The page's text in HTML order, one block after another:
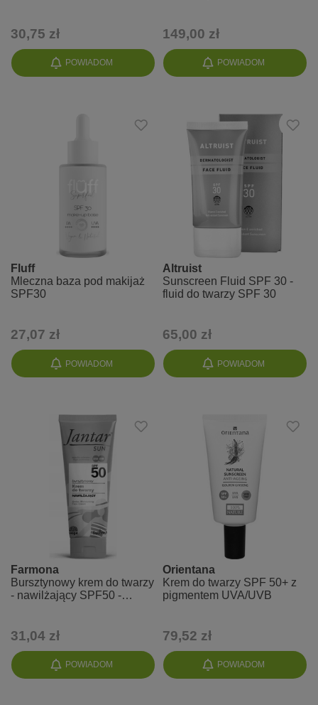
POWIADOM
30,75 zł
POWIADOM
149,00 zł
POWIADOM
Fluff
Mleczna baza pod makijaż
SPF30
27,07 zł
POWIADOM
Altruist
Sunscreen Fluid SPF 30 -
fluid do twarzy SPF 30
65,00 zł
POWIADOM
Farmona
Bursztynowy krem do twarzy
- nawilżający SPF50 -
31,04 zł
POWIADOM
Orientana
Krem do twarzy SPF 50+ z
pigmentem UVA/UVB
79,52 zł